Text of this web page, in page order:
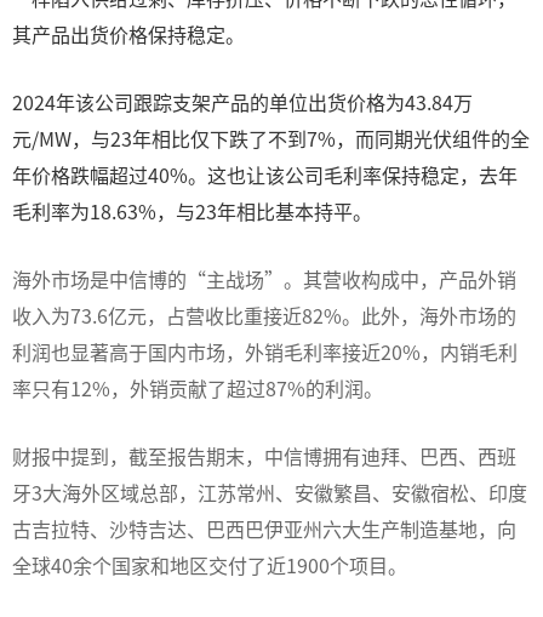
其产品出货价格保持稳定。
2024年该公司跟踪支架产品的单位出货价格为43.84万
元/MW，与23年相比仅下跌了不到7%，而同期光伏组件的全
年价格跌幅超过40%。这也让该公司毛利率保持稳定，去年
毛利率为18.63%，与23年相比基本持平。
海外市场是中信博的“主战场”。其营收构成中，产品外销
收入为73.6亿元，占营收比重接近82%。此外，海外市场的
利润也显著高于国内市场，外销毛利率接近20%，内销毛利
率只有12%，外销贡献了超过87%的利润。
财报中提到，截至报告期末，中信博拥有迪拜、巴西、西班
牙3大海外区域总部，江苏常州、安徽繁昌、安徽宿松、印度
古吉拉特、沙特吉达、巴西巴伊亚州六大生产制造基地，向
全球40余个国家和地区交付了近1900个项目。